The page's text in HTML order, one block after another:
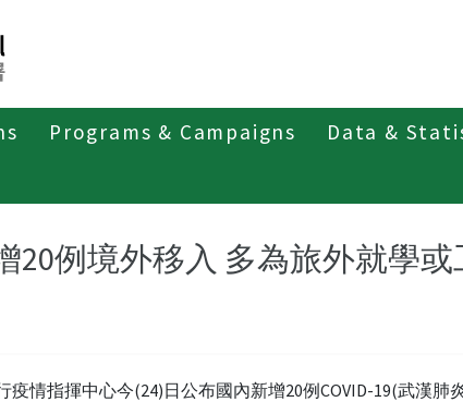
Programs & Campaigns
Data &
20例境外移入 多為旅外就學或
疫情指揮中心今(24)日公布國內新增20例COVID-19(武漢肺